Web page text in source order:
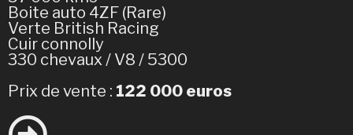
Boite auto 4ZF (Rare)
Verte British Racing
Cuir connolly
330 chevaux / V8 / 5300
Prix de vente : 122 000 euros